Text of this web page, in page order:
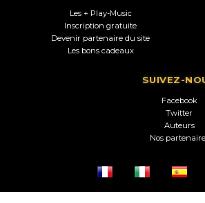
Les + Play-Music
Inscription gratuite
Devenir partenaire du site
Les bons cadeaux
SUIVEZ-
Facebook
Twitter
Auteurs
Nos